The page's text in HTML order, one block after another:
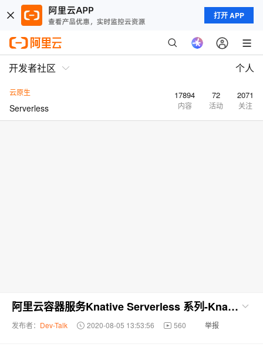
打开 APP
开发者社区 个人
云原生
Serverless
17894
内容
72
活动
2071
关注
阿里云容器服务Knative Serverless 系列-Knative 极致 Serverless 体验
发布者： Dev-Talk 2020-08-05 13:53:56 560 举报